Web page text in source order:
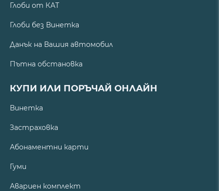
Глоби от КАТ
Глоби без Винетка
Данък на Вашия автомобил
Пътна обстановка
КУПИ ИЛИ ПОРЪЧАЙ ОНЛАЙН
Винетка
Застраховка
Абонаментни карти
Гуми
Авариен комплект